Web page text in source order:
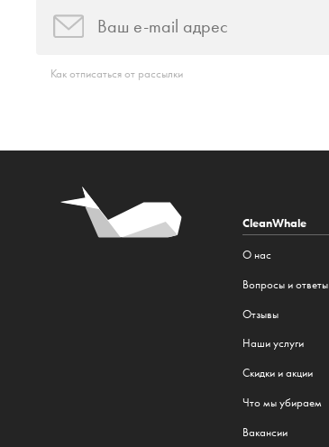
Как отписаться от рассылки
CleanWhale
О нас
Вопросы и ответы
Отзывы
Наши услуги
Cкидки и акции
Что мы убираем
Вакансии